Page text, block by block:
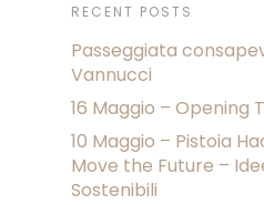
RECENT POSTS
Passeggiata
Vannucci
16 Maggio – Opening
10 Maggio – Pistoia
Move the Future –
Sostenibili